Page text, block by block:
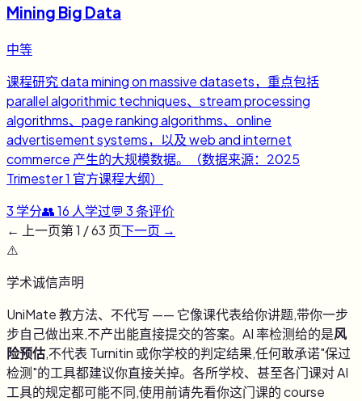
Mining Big Data
中等
课程研究 data mining on massive datasets，重点包括
parallel algorithmic techniques、stream processing
algorithms、page ranking algorithms、online
advertisement systems，以及 web and internet
commerce 产生的大规模数据。（数据来源：2025
Trimester 1 官方课程大纲）
3 学分👥16 人学过💬 3条评价
← 上一页第1 /63 页下一页 →
⚠️
学术诚信声明
UniMate 教方法、不代写 —— 它像课代表给你讲题,带你一步
步自己做出来,不产出能直接提交的答案。AI 率检测给的是风
险预估,不代表 Turnitin 或你学校的判定结果,任何敢承诺"保过
检测"的工具都建议你直接关掉。各所学校、甚至各门课对 AI
工具的规定都可能不同,使用前请先看你这门课的 course